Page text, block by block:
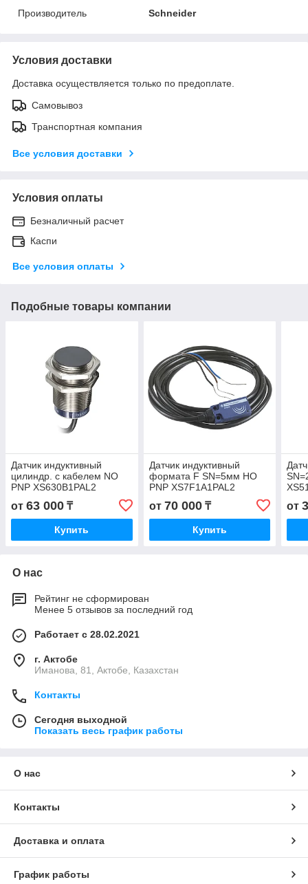
Производитель
Schneider
Условия доставки
Доставка осуществляется только по предоплате.
Самовывоз
Транспортная компания
Все условия доставки
Условия оплаты
Безналичный расчет
Каспи
Все условия оплаты
Подобные товары компании
Датчик индуктивный
цилиндр. с кабелем NO
PNP XS630B1PAL2
от 63 000 ₸
Купить
Датчик индуктивный
формата F SN=5мм НО
PNP XS7F1A1PAL2
от 70 000₸
Купить
от
О нас
Рейтинг не сформирован
Менее 5 отзывов за последний год
Работает с 28.02.2021
г. Актобе
Иманова, 81, Актобе, Казахстан
Контакты
Сегодня выходной
Показать весь график работы
О нас
Контакты
Доставка и оплата
График работы